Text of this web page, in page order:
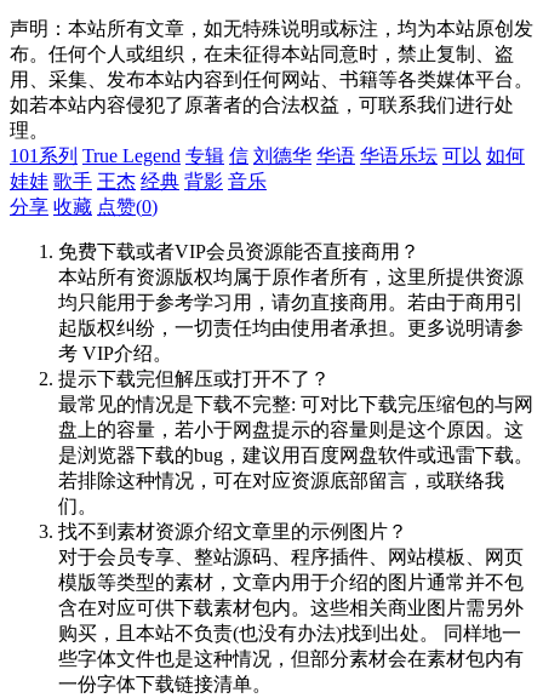
声明：本站所有文章，如无特殊说明或标注，均为本站原创发
布。任何个人或组织，在未征得本站同意时，禁止复制、盗
用、采集、发布本站内容到任何网站、书籍等各类媒体平台。
如若本站内容侵犯了原著者的合法权益，可联系我们进行处
理。
101系列 True Legend 专辑 信 刘德华 华语 华语乐坛 可以 如何
娃娃 歌手 王杰 经典 背影 音乐
分享 收藏 点赞(0)
免费下载或者VIP会员资源能否直接商用？
本站所有资源版权均属于原作者所有，这里所提供资源
均只能用于参考学习用，请勿直接商用。若由于商用引
起版权纠纷，一切责任均由使用者承担。更多说明请参
考 VIP介绍。
提示下载完但解压或打开不了？
最常见的情况是下载不完整: 可对比下载完压缩包的与网
盘上的容量，若小于网盘提示的容量则是这个原因。这
是浏览器下载的bug，建议用百度网盘软件或迅雷下载。
若排除这种情况，可在对应资源底部留言，或联络我
们。
找不到素材资源介绍文章里的示例图片？
对于会员专享、整站源码、程序插件、网站模板、网页
模版等类型的素材，文章内用于介绍的图片通常并不包
含在对应可供下载素材包内。这些相关商业图片需另外
购买，且本站不负责(也没有办法)找到出处。 同样地一
些字体文件也是这种情况，但部分素材会在素材包内有
一份字体下载链接清单。